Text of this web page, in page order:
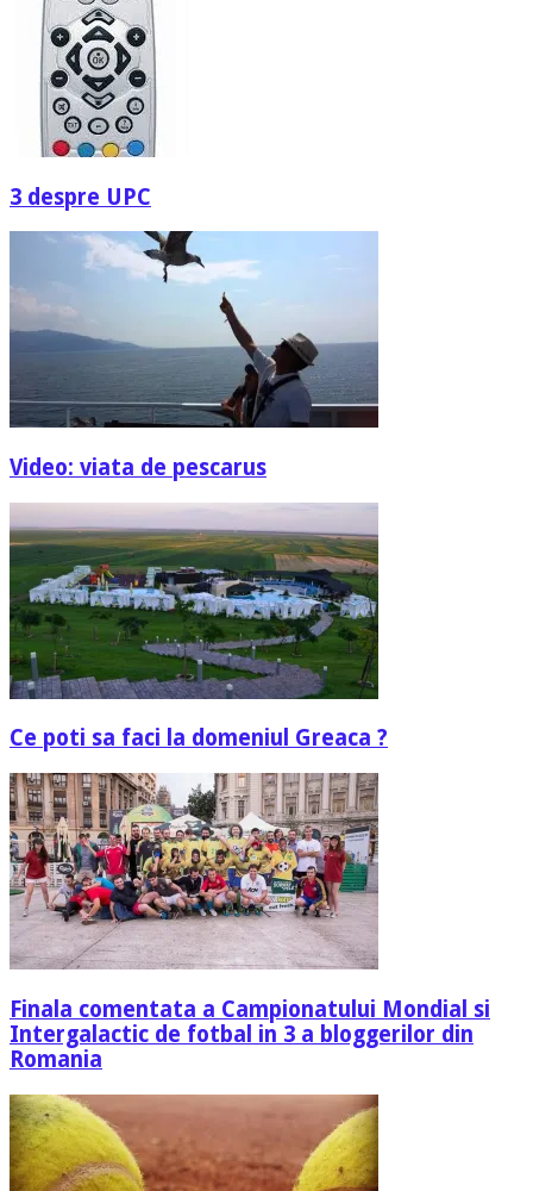
3 despre UPC
Video: viata de pescarus
Ce poti sa faci la domeniul Greaca ?
Finala comentata a Campionatului Mondial si
Intergalactic de fotbal in 3 a bloggerilor din
Romania